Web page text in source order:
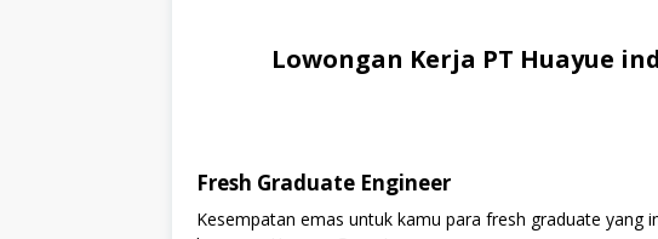
Lowongan Kerja PT Huayue
Fresh Graduate Engineer
Kesempatan emas untuk kamu para fresh graduate yang